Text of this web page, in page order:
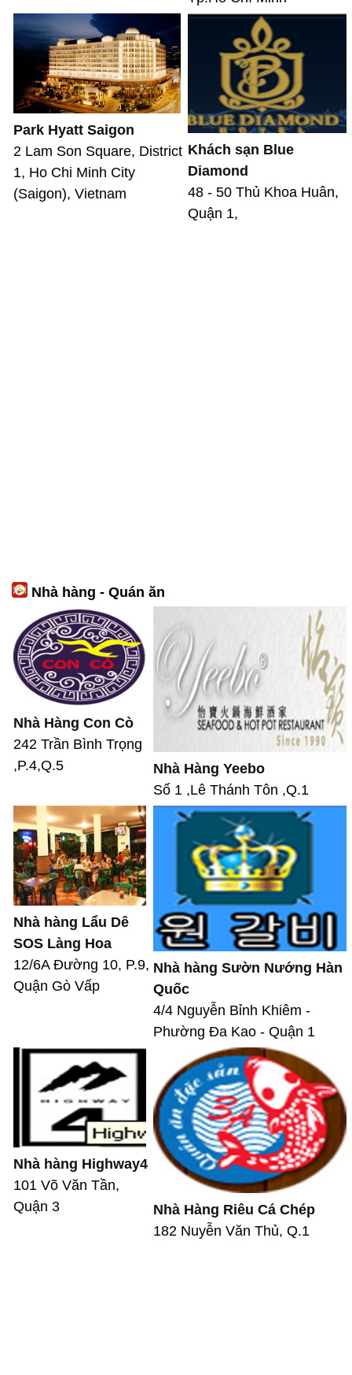
Park Hyatt Saigon
2 Lam Son Square, District
1, Ho Chi Minh City
(Saigon), Vietnam
Khách sạn Blue
Diamond
48 - 50 Thủ Khoa Huân,
Quận 1,
Nhà hàng - Quán ăn
Nhà Hàng Con Cò
242 Trần Bình Trọng
,P.4,Q.5
Nhà Hàng Yeebo
Số 1 ,Lê Thánh Tôn ,Q.1
Nhà hàng Lẩu Dê
SOS Làng Hoa
12/6A Đường 10, P.9,
Quận Gò Vấp
Nhà hàng Sườn Nướng Hàn
Quốc
4/4 Nguyễn Bỉnh Khiêm -
Phường Đa Kao - Quận 1
Nhà hàng Highway4
101 Võ Văn Tần,
Quận 3
Nhà Hàng Riêu Cá Chép
182 Nuyễn Văn Thủ, Q.1